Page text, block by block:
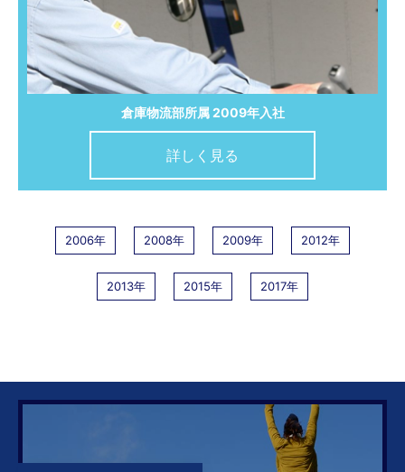
倉庫物流部所属 2009年入社
詳しく見る
2006年 2008年 2009年 2012年
2013年 2015年 2017年